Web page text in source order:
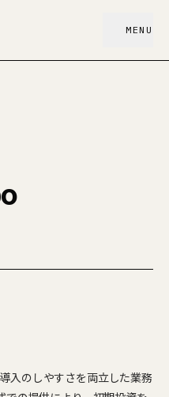
MENU
入のしやすさを両立した業務